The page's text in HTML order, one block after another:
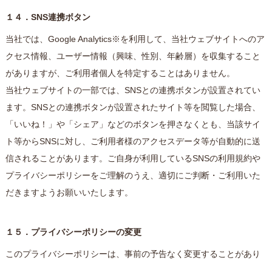
１４．SNS連携ボタン
当社では、Google Analytics※を利用して、当社ウェブサイトへのア
クセス情報、ユーザー情報（興味、性別、年齢層）を収集すること
がありますが、ご利用者個人を特定することはありません。
当社ウェブサイトの一部では、SNSとの連携ボタンが設置されてい
ます。SNSとの連携ボタンが設置されたサイト等を閲覧した場合、
「いいね！」や「シェア」などのボタンを押さなくとも、当該サイ
ト等からSNSに対し、ご利用者様のアクセスデータ等が自動的に送
信されることがあります。ご自身が利用しているSNSの利用規約や
プライバシーポリシーをご理解のうえ、適切にご判断・ご利用いた
だきますようお願いいたします。
１５．プライバシーポリシーの変更
このプライバシーポリシーは、事前の予告なく変更することがあり